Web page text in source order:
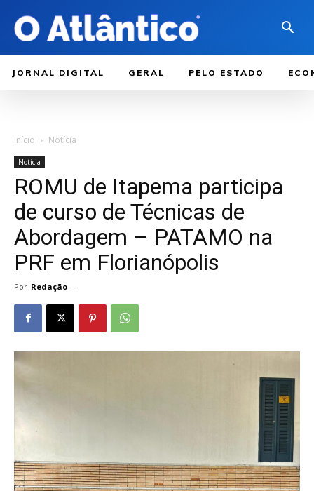
JORNAL DIGITAL GERAL PELO ESTADO
Início Notícia
Notícia
ROMU de Itapema participa
de curso de Técnicas de
Abordagem – PATAMO na
PRF em Florianópolis
Por Redação -